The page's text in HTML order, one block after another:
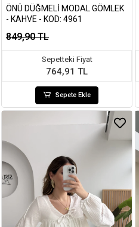
ÖNÜ DÜĞMELI MODAL GÖMLEK
- KAHVE - KOD: 4961
849,90 TL
Sepetteki Fiyat
764,91 TL
Sepete Ekle